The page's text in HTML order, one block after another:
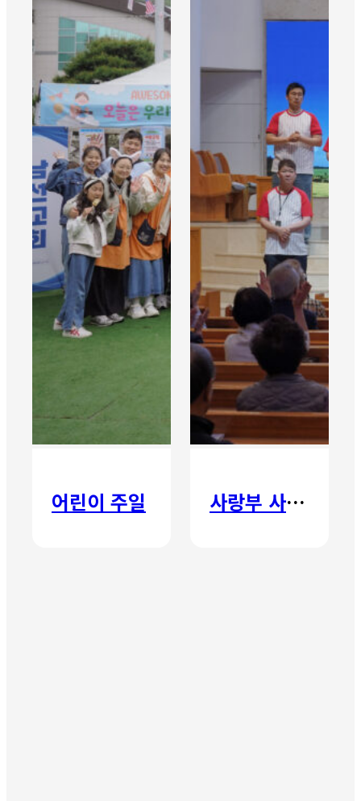
어린이 주일 사랑부 사랑주일